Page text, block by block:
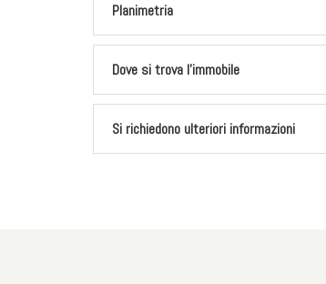
Planimetria
Dove si trova l'immobile
Si richiedono ulteriori informazioni